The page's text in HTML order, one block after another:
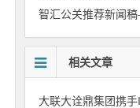
相关文章